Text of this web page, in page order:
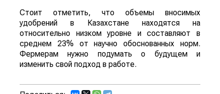
Стоит отметить, что объемы вносимых
удобрений в Казахстане находятся на
относительно низком уровне и составляют в
среднем 23% от научно обоснованных норм.
Фермерам нужно подумать о будущем и
изменить свой подход в работе.